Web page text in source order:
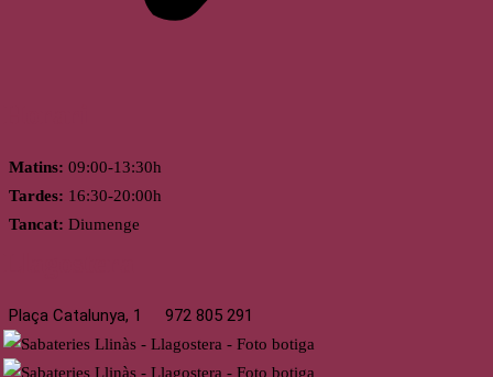
Matins: 09:00-13:30h
Tardes: 16:30-20:00h
Tancat: Diumenge
Plaça Catalunya, 1 972 805 291